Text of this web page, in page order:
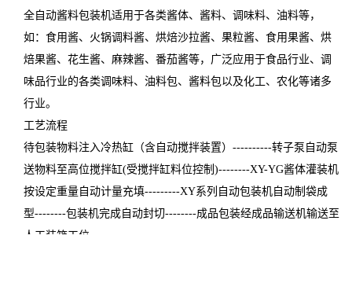
全自动酱料包装机适用于各类酱体、酱料、调味料、油料等，
如：食用酱、火锅调料酱、烘焙沙拉酱、果粒酱、食用果酱、烘
焙果酱、花生酱、麻辣酱、番茄酱等，广泛应用于食品行业、调
味品行业的各类调味料、油料包、酱料包以及化工、农化等诸多
行业。
工艺流程
待包装物料注入冷热缸（含自动搅拌装置）----------转子泵自动泵
送物料至高位搅拌缸(受搅拌缸料位控制)--------XY-YG酱体灌装机
按设定重量自动计量充填---------XY系列自动包装机自动制袋成
型--------包装机完成自动封切--------成品包装经成品输送机输送至
人工装箱工位